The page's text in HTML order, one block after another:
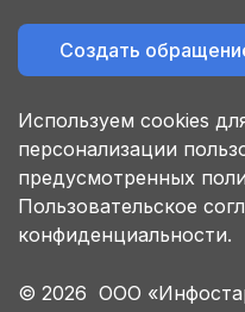
Создать
Используем cookies
персонализации
предусмотренных
Пользовательское
конфиденциальности.
© 2026 ООО